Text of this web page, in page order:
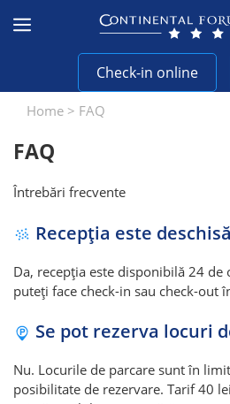
Check-in online
Home > FAQ
FAQ
Întrebări frecvente
Recepția este
Da, recepția este disponibilă 24
puteți face check-in sau check-out
Se pot rezerva locuri
Nu. Locurile de parcare sunt în
posibilitate de rezervare. Tarif 40